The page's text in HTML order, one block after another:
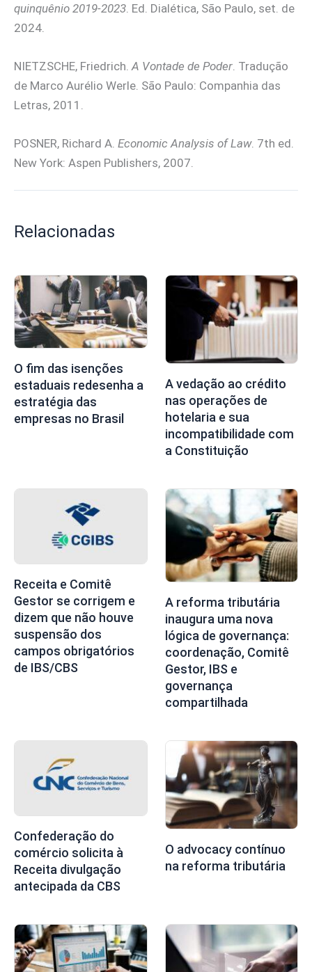
quinquênio 2019-2023 . Ed. Dialética, São Paulo, set. de
2024.
NIETZSCHE, Friedrich. A Vontade de Poder . Tradução
de Marco Aurélio Werle. São Paulo: Companhia das
Letras, 2011.
POSNER, Richard A. Economic Analysis of Law. 7th ed.
New York: Aspen Publishers, 2007.
Relacionadas
O fim das isenções
estaduais redesenha a
estratégia das
empresas no Brasil
A vedação ao crédito
nas operações de
hotelaria e sua
incompatibilidade com
a Constituição
Receita e Comitê
Gestor se corrigem e
dizem que não houve
suspensão dos
campos obrigatórios
de IBS/CBS
A reforma tributária
inaugura uma nova
lógica de governança:
coordenação, Comitê
Gestor, IBS e
governança
compartilhada
Confederação do
comércio solicita à
Receita divulgação
antecipada da CBS
O advocacy contínuo
na reforma tributária